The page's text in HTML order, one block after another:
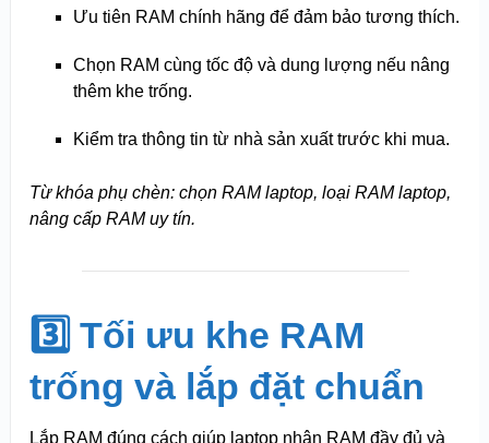
Ưu tiên RAM chính hãng để đảm bảo tương thích.
Chọn RAM cùng tốc độ và dung lượng nếu nâng
thêm khe trống.
Kiểm tra thông tin từ nhà sản xuất trước khi mua.
Từ khóa phụ chèn: chọn RAM laptop, loại RAM laptop,
nâng cấp RAM uy tín.
3️⃣ Tối ưu khe RAM
trống và lắp đặt chuẩn
Lắp RAM đúng cách giúp laptop nhận RAM đầy đủ và